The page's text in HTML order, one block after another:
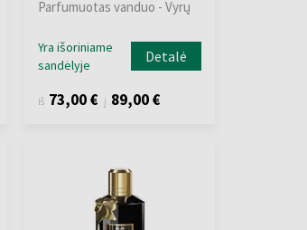
Parfumuotas vanduo - Vyrų
Yra išoriniame
sandėlyje
Detalė
iš 73,00 € į 89,00 €